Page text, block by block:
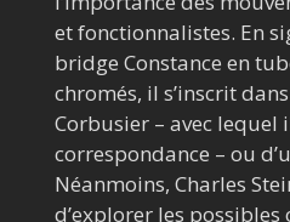
et fonctionnalistes. En
bridge Constance en
chromés, il s’inscrit
Corbusier – avec
correspondance – ou
Néanmoins, Charles
d’explorer les